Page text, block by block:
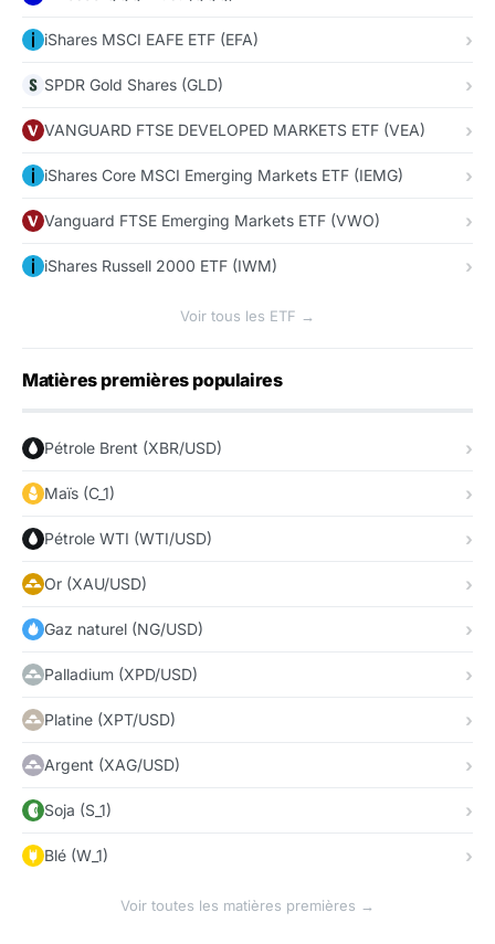
iShares MSCI EAFE ETF (EFA)
SPDR Gold Shares (GLD)
VANGUARD FTSE DEVELOPED MARKETS ETF (VEA)
iShares Core MSCI Emerging Markets ETF (IEMG)
Vanguard FTSE Emerging Markets ETF (VWO)
iShares Russell 2000 ETF (IWM)
Voir tous les ETF →
Matières premières populaires
Pétrole Brent (XBR/USD)
Maïs (C_1)
Pétrole WTI (WTI/USD)
Or (XAU/USD)
Gaz naturel (NG/USD)
Palladium (XPD/USD)
Platine (XPT/USD)
Argent (XAG/USD)
Soja (S_1)
Blé (W_1)
Voir toutes les matières premières →